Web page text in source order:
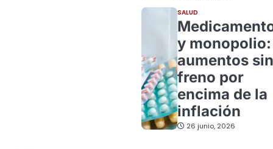
SALUD
y monopolio:
aumentos sin
freno por
encima de la
inflación
26 junio, 2026